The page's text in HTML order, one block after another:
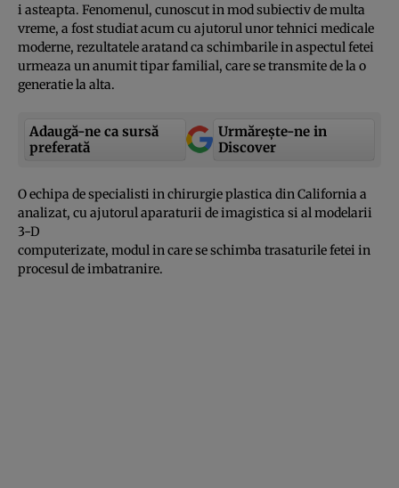
i asteapta. Fenomenul, cunoscut in mod subiectiv de multa
vreme, a fost studiat acum cu ajutorul unor tehnici medicale
moderne, rezultatele aratand ca schimbarile in aspectul fetei
urmeaza un anumit tipar familial, care se transmite de la o
generatie la alta.
Adaugă-ne ca sursă
preferată
Urmărește-ne in
Discover
O echipa de specialisti in chirurgie plastica din California a
analizat, cu ajutorul aparaturii de imagistica si al modelarii
3-D
computerizate, modul in care se schimba trasaturile fetei in
procesul de imbatranire.